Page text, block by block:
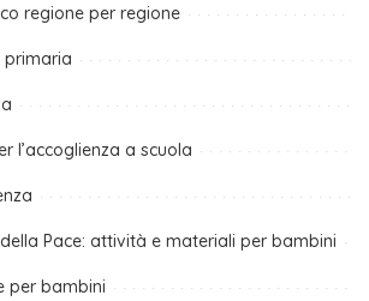
regione per regione
primaria
l’accoglienza a scuola
Pace: attività e materiali per bambini
per bambini